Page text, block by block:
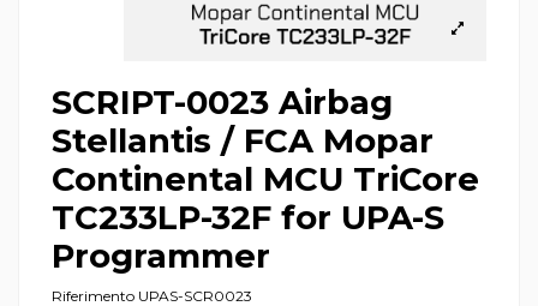
SCRIPT-0023 Airbag
Stellantis / FCA Mopar
Continental MCU TriCore
TC233LP-32F for UPA-S
Programmer
Riferimento UPAS-SCR0023